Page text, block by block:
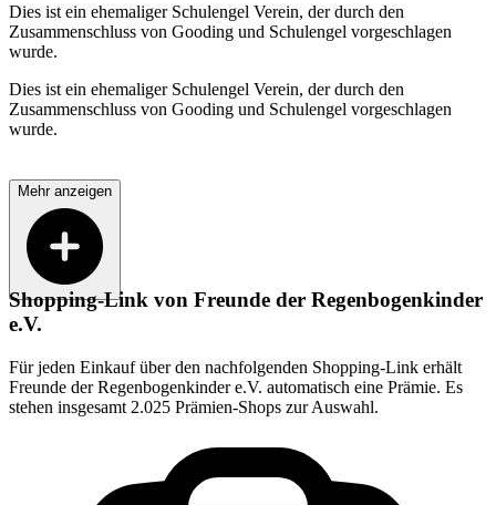
Dies ist ein ehemaliger Schulengel Verein, der durch den
Zusammenschluss von Gooding und Schulengel vorgeschlagen
wurde.
Dies ist ein ehemaliger Schulengel Verein, der durch den
Zusammenschluss von Gooding und Schulengel vorgeschlagen
wurde.
Mehr anzeigen
Shopping-Link von Freunde der Regenbogenkinder
e.V.
Für jeden Einkauf über den nachfolgenden Shopping-Link erhält
Freunde der Regenbogenkinder e.V. automatisch eine Prämie. Es
stehen insgesamt 2.025 Prämien-Shops zur Auswahl.